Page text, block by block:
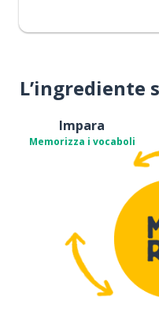
L’ingrediente
Impara
Memorizza i vocaboli